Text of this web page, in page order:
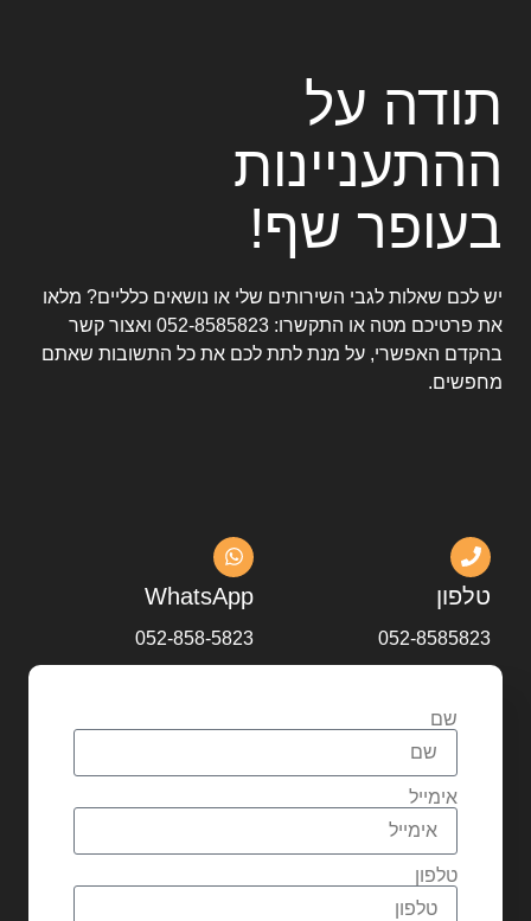
תודה על
ההתעניינות
בעופר שף!
יש לכם שאלות לגבי השירותים שלי או נושאים כלליים? מלאו
את פרטיכם מטה או התקשרו: 052-8585823 ואצור קשר
בהקדם האפשרי, על מנת לתת לכם את כל התשובות שאתם
מחפשים.
טלפון
052-8585823
WhatsApp
052-858-5823
שם
אימייל
טלפון